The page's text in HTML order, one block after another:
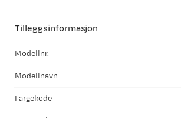
Tilleggsinformasjon
Modellnr.
Modellnavn
Fargekode